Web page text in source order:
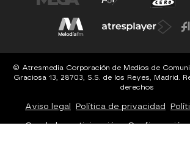
© Atresmedia Corporación de Medios de
Graciosa 13, 28703, S.S. de los Reyes, Madrid.
derechos
Aviso legal Política de privacidad
Cond. de participación Configuración